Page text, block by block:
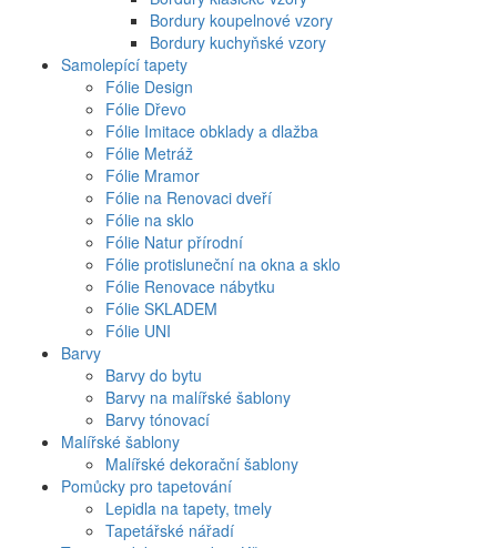
Bordury koupelnové vzory
Bordury kuchyňské vzory
Samolepící tapety
Fólie Design
Fólie Dřevo
Fólie Imitace obklady a dlažba
Fólie Metráž
Fólie Mramor
Fólie na Renovaci dveří
Fólie na sklo
Fólie Natur přírodní
Fólie protisluneční na okna a sklo
Fólie Renovace nábytku
Fólie SKLADEM
Fólie UNI
Barvy
Barvy do bytu
Barvy na malířské šablony
Barvy tónovací
Malířské šablony
Malířské dekorační šablony
Pomůcky pro tapetování
Lepidla na tapety, tmely
Tapetářské nářadí